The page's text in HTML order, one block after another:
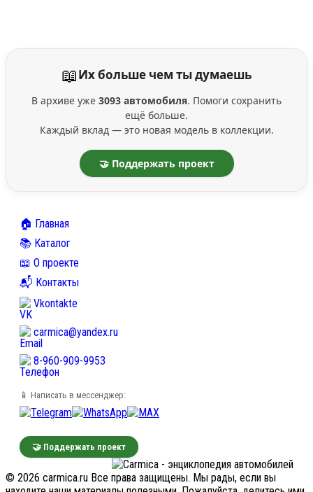
📖Их больше чем ты думаешь
В архиве уже 3093 автомобиля. Помоги сохранить
ещё больше.
Каждый вклад — это новая модель в коллекции.
🤝 Поддержать проект
🏠 Главная
📚 Каталог
📖 О проекте
📬 Контакты
Vkontakte
carmica@yandex.ru
8-960-909-9953
📱 Написать в мессенджер:
🤝 Поддержать проект
© 2026 carmica.ru Все права защищены. Мы рады, если вы